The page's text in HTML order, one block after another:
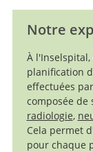
Notre
À
planification
effectuées
composée de
radiologie,
Cela permet
pour chaque